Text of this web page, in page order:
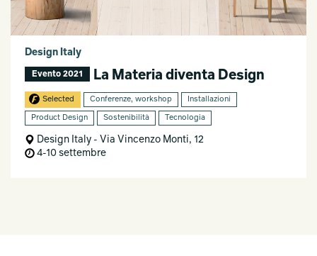
Design Italy
Evento 2021 La Materia diventa Design
Selected Conferenze, workshop Installazioni
Product Design Sostenibilità Tecnologia
Design Italy - Via Vincenzo Monti, 12
4-10 settembre